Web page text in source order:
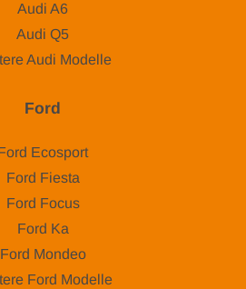
Audi A6
Audi Q5
Audi Modelle
Ford
Ecosport
Ford Fiesta
Ford Focus
Ford Ka
Ford Mondeo
Ford Modelle